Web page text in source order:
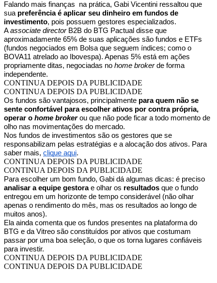
Falando mais finanças na prática, Gabi Vicentini ressaltou que
sua preferência é aplicar seu dinheiro em fundos de
investimento, pois possuem gestores especializados.
Aassociate director B2B do BTG Pactual disse que
aproximadamente 65% de suas aplicações são fundos e ETFs
(fundos negociados em Bolsa que seguem índices; como o
BOVA11 atrelado ao Ibovespa). Apenas 5% está em ações
propriamente ditas, negociadas no home brokerde forma
independente.
CONTINUA DEPOIS DA PUBLICIDADE
CONTINUA DEPOIS DA PUBLICIDADE
Os fundos são vantajosos, principalmente para quem não se
sente confortável para escolher ativos por contra própria,
operar o home brokerou que não pode ficar a todo momento de
olho nas movimentações do mercado.
Nos fundos de investimentos são os gestores que se
responsabilizam pelas estratégias e a alocação dos ativos. Para
saber mais, clique aqui.
CONTINUA DEPOIS DA PUBLICIDADE
CONTINUA DEPOIS DA PUBLICIDADE
Para escolher um bom fundo, Gabi dá algumas dicas: é preciso
analisar a equipe gestorae olhar os resultados que o fundo
entregou em um horizonte de tempo considerável (não olhar
apenas o rendimento do mês, mas os resultados ao longo de
muitos anos).
Ela ainda comenta que os fundos presentes na plataforma do
BTG e da Vitreo são constituídos por ativos que costumam
passar por uma boa seleção, o que os torna lugares confiáveis
para investir.
CONTINUA DEPOIS DA PUBLICIDADE
CONTINUA DEPOIS DA PUBLICIDADE